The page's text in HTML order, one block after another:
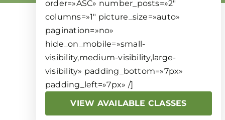
order=»ASC» number_posts=»2″
columns=»1″ picture_size=»auto»
pagination=»no»
hide_on_mobile=»small-
visibility,medium-visibility,large-
visibility» padding_bottom=»7px»
padding_left=»7px» /]
VIEW AVAILABLE CLASSES